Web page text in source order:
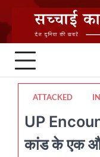
ATTACKED
UP
कांड के एक